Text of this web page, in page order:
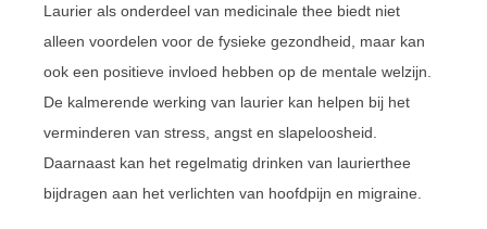
Laurier als onderdeel van medicinale thee biedt niet
alleen voordelen voor de fysieke gezondheid, maar kan
ook een positieve invloed hebben op de mentale welzijn.
De kalmerende werking van laurier kan helpen bij het
verminderen van stress, angst en slapeloosheid.
Daarnaast kan het regelmatig drinken van laurierthee
bijdragen aan het verlichten van hoofdpijn en migraine.